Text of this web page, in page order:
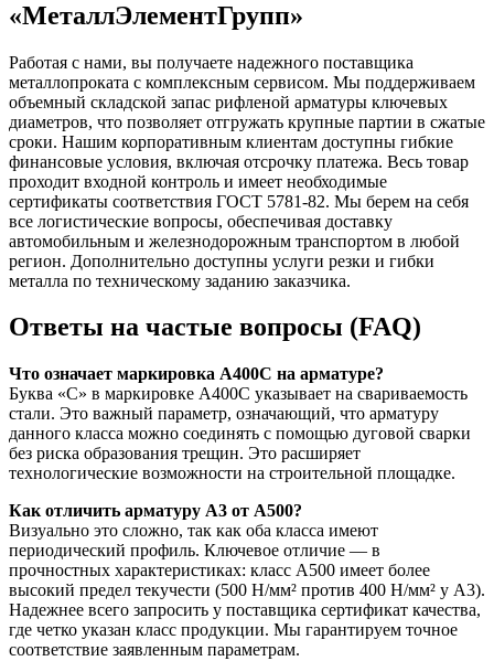
«МеталлЭлементГрупп»
Работая с нами, вы получаете надежного поставщика
металлопроката с комплексным сервисом. Мы поддерживаем
объемный складской запас рифленой арматуры ключевых
диаметров, что позволяет отгружать крупные партии в сжатые
сроки. Нашим корпоративным клиентам доступны гибкие
финансовые условия, включая отсрочку платежа. Весь товар
проходит входной контроль и имеет необходимые
сертификаты соответствия ГОСТ 5781-82. Мы берем на себя
все логистические вопросы, обеспечивая доставку
автомобильным и железнодорожным транспортом в любой
регион. Дополнительно доступны услуги резки и гибки
металла по техническому заданию заказчика.
Ответы на частые вопросы (FAQ)
Что означает маркировка А400С на арматуре?
Буква «С» в маркировке А400С указывает на свариваемость
стали. Это важный параметр, означающий, что арматуру
данного класса можно соединять с помощью дуговой сварки
без риска образования трещин. Это расширяет
технологические возможности на строительной площадке.
Как отличить арматуру А3 от А500?
Визуально это сложно, так как оба класса имеют
периодический профиль. Ключевое отличие — в
прочностных характеристиках: класс А500 имеет более
высокий предел текучести (500 Н/мм² против 400 Н/мм² у А3).
Надежнее всего запросить у поставщика сертификат качества,
где четко указан класс продукции. Мы гарантируем точное
соответствие заявленным параметрам.